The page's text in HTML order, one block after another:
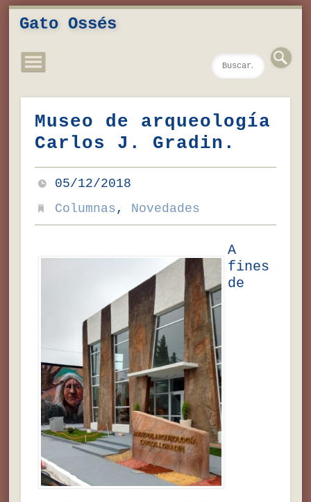
Gato Ossés
Museo de arqueología
Carlos J. Gradin.
05/12/2018
Columnas , Novedades
A
fines
de